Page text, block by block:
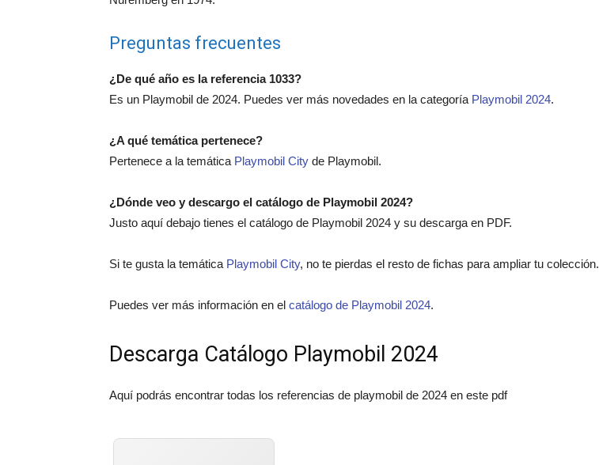
Preguntas frecuentes
¿De qué año es la referencia 1033?
Es un Playmobil de 2024. Puedes ver más novedades en la categoría Playmobil 2024.
¿A qué temática pertenece?
Pertenece a la temática Playmobil City de Playmobil.
¿Dónde veo y descargo el catálogo de Playmobil 2024?
Justo aquí debajo tienes el catálogo de Playmobil 2024 y su descarga en PDF.
Si te gusta la temática Playmobil City, no te pierdas el resto de fichas para ampliar tu colección.
Puedes ver más información en el catálogo de Playmobil 2024.
Descarga Catálogo Playmobil 2024
Aquí podrás encontrar todas los referencias de playmobil de 2024 en este pdf